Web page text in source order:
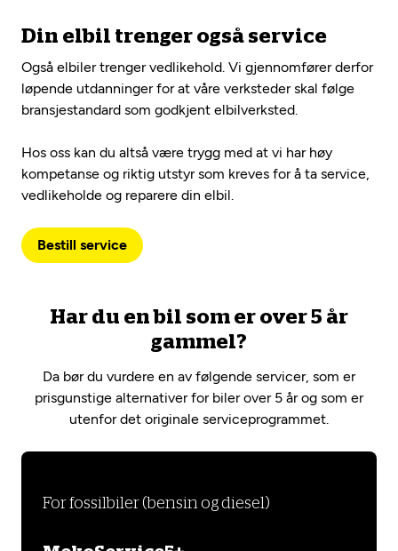
Din elbil trenger også service
Også elbiler trenger vedlikehold. Vi gjennomfører derfor
løpende utdanninger for at våre verksteder skal følge
bransjestandard som godkjent elbilverksted.
Hos oss kan du altså være trygg med at vi har høy
kompetanse og riktig utstyr som kreves for å ta service,
vedlikeholde og reparere din elbil.
Bestill service
Har du en bil som er over 5 år
gammel?
Da bør du vurdere en av følgende servicer, som er
prisgunstige alternativer for biler over 5 år og som er
utenfor det originale serviceprogrammet.
For fossilbiler (bensin og diesel)